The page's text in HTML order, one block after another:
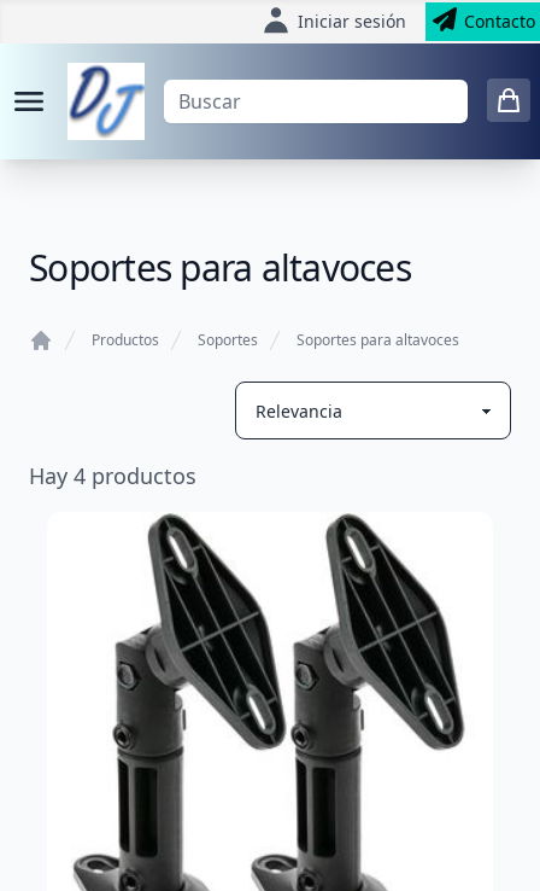
Iniciar sesión Contacto
Soportes para altavoces
Productos Soportes Soportes para altavoces
Hay 4 productos